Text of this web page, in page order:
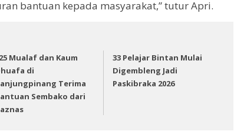
bantuan kepada masyarakat,” tutur Apri.
Mualaf dan Kaum
di
Terima
Sembako dari
33 Pelajar Bintan Mulai
Digembleng Jadi
Paskibraka 2026